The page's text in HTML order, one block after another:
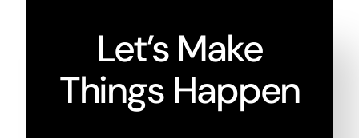
Let’s Make
Things Happen